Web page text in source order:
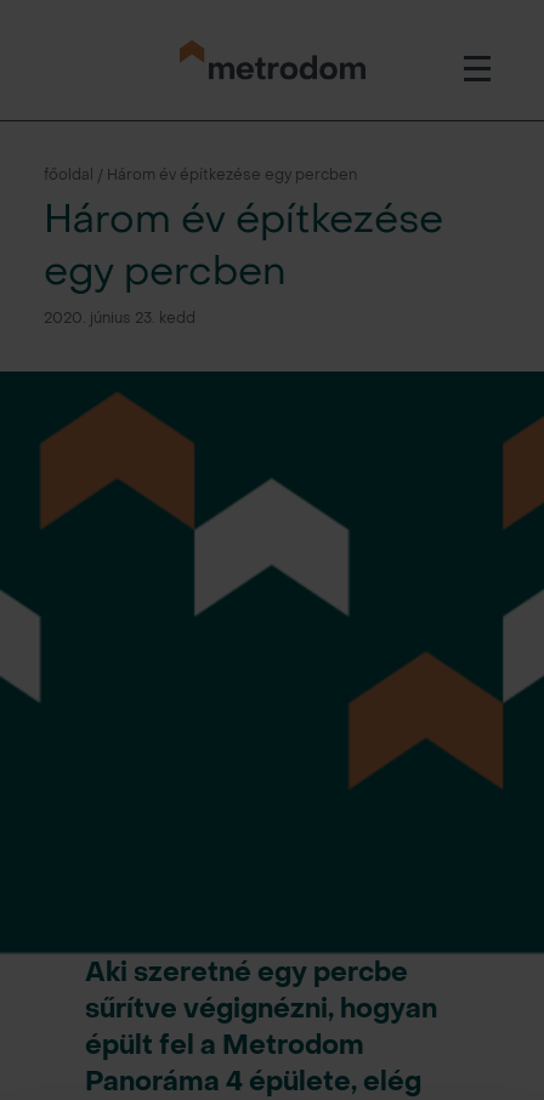
főoldal / Három év építkezése egy percben
Három év építkezése
egy percben
2020. június 23. kedd
Aki szeretné egy percbe
sűrítve végignézni, hogyan
épült fel a Metrodom
Panoráma 4 épülete, elég